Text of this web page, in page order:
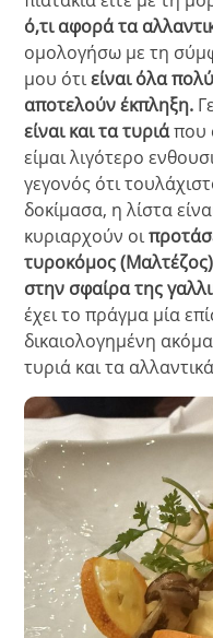
ό,τι αφορά τα
ομολογήσω με τη
μου ότιείναι όλα
αποτελούν έκπληξη.
είναι και τα τυριάπου
είμαι λιγότερο
γεγονός ότι
δοκίμασα, η λίστα
κυριαρχούν οι
τυροκόμος
στην σφαίρα της
έχει το πράγμα μία
δικαιολογημένη
τυριά και τα